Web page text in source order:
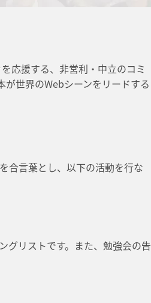
応援する、非営利・中立のコミ
が世界のWebシーンをリードする
を合言葉とし、以下の活動を行な
グリストです。また、勉強会の告